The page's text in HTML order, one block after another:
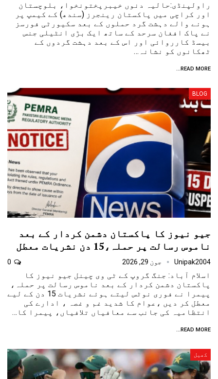
راولپنڈی:حالیہ دنوں خیبرپختونخوا، بلوچستان
اور کراچی میں پاکستان رینجرز (سندھ) کے کیمپ پر
ہونے والے دہشت گرد حملوں کے بعد سکیورٹی فورسز
نے پاک افغان سرحد کے ساتھ ایک بڑی انٹیلی جنس
بیسڈ کارروائی اور اس کے بعد دہشت گردوں کے
ٹھکانوں کو نشانہ…
READ MORE...
BLOG
جیو نیوز کا پاکستان دشمن کردار کے بعد
ناموس رسالت پر حملہ،15 دن نشریات معطل
Unipak2004 جون 29, 2026
اسلام آباد: جنگ گروپ کے ٹی وی چینل جیو نیوز کا
پاکستان دشمن کردار کے بعد ناموس رسالت پر حملہ،
پیمرا نے فوری نوٹس لیتے ہوئے نشریات 15 دن کے لیے
معطل کر دیں ،عوام کا شدید غم و غصہ ، ادارے کی
انتظامیہ کی جانب سے معافیاں تلافیاں، پیمرا کا…
READ MORE...
کھیل